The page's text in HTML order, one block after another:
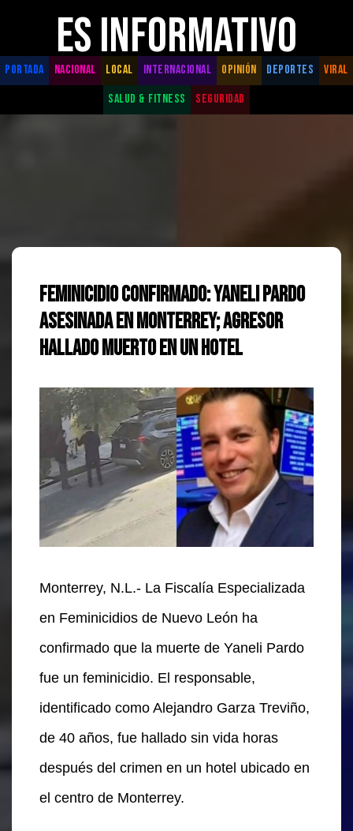
ES INFORMATIVO
PORTADA NACIONAL LOCAL INTERNACIONAL OPINIÓN DEPORTES
VIRAL
SALUD & FITNESS
SEGURIDAD
Feminicidio Confirmado: Yaneli Pardo
Asesinada en Monterrey; Agresor
Hallado Muerto en un Hotel
Monterrey, N.L.- La Fiscalía Especializada
en Feminicidios de Nuevo León ha
confirmado que la muerte de Yaneli Pardo
fue un feminicidio. El responsable,
identificado como Alejandro Garza Treviño,
de 40 años, fue hallado sin vida horas
después del crimen en un hotel ubicado en
el centro de Monterrey.